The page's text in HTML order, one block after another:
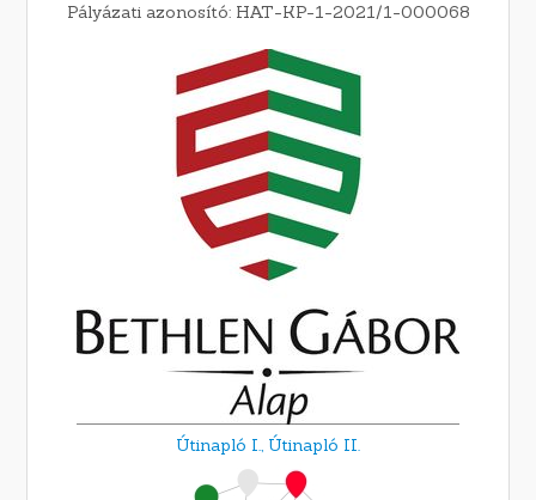
Pályázati azonosító: HAT-KP-1-2021/1-000068
Útinapló I., Útinapló II.